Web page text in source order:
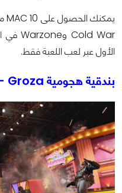
الأول عبر لعب اللعبة فقط.
بندقية هجومية Groza – أسبوع الإطلاق: